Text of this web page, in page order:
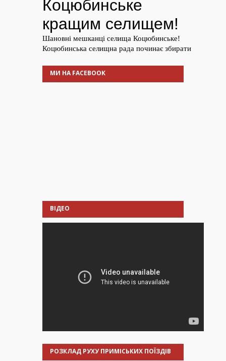
МИ НА FACEBOOK
ВІДЕО
РОЗКЛАД РУХУ ПРИМІСЬКИХ ПОЇЗДІВ